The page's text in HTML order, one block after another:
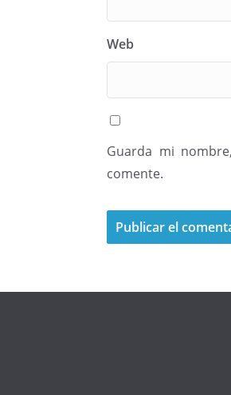
Web
Guarda mi
comente.